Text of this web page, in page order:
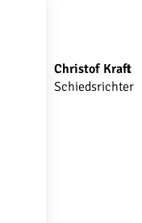
Christof Kraft
Schiedsrichter